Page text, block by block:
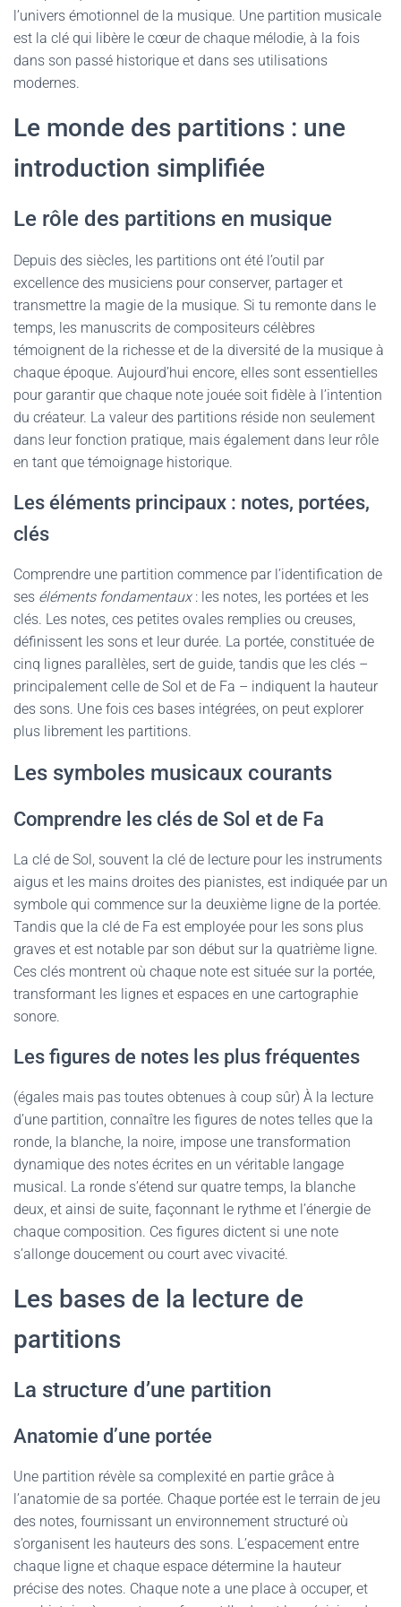
l’univers émotionnel de la musique. Une partition musicale
est la clé qui libère le cœur de chaque mélodie, à la fois
dans son passé historique et dans ses utilisations
modernes.
Le monde des partitions : une
introduction simplifiée
Le rôle des partitions en musique
Depuis des siècles, les partitions ont été l’outil par
excellence des musiciens pour conserver, partager et
transmettre la magie de la musique. Si tu remonte dans le
temps, les manuscrits de compositeurs célèbres
témoignent de la richesse et de la diversité de la musique à
chaque époque. Aujourd’hui encore, elles sont essentielles
pour garantir que chaque note jouée soit fidèle à l’intention
du créateur. La valeur des partitions réside non seulement
dans leur fonction pratique, mais également dans leur rôle
en tant que témoignage historique.
Les éléments principaux : notes, portées,
clés
Comprendre une partition commence par l’identification de
ses éléments fondamentaux: les notes, les portées et les
clés. Les notes, ces petites ovales remplies ou creuses,
définissent les sons et leur durée. La portée, constituée de
cinq lignes parallèles, sert de guide, tandis que les clés –
principalement celle de Sol et de Fa – indiquent la hauteur
des sons. Une fois ces bases intégrées, on peut explorer
plus librement les partitions.
Les symboles musicaux courants
Comprendre les clés de Sol et de Fa
La clé de Sol, souvent la clé de lecture pour les instruments
aigus et les mains droites des pianistes, est indiquée par un
symbole qui commence sur la deuxième ligne de la portée.
Tandis que la clé de Fa est employée pour les sons plus
graves et est notable par son début sur la quatrième ligne.
Ces clés montrent où chaque note est située sur la portée,
transformant les lignes et espaces en une cartographie
sonore.
Les figures de notes les plus fréquentes
(égales mais pas toutes obtenues à coup sûr) À la lecture
d’une partition, connaître les figures de notes telles que la
ronde, la blanche, la noire, impose une transformation
dynamique des notes écrites en un véritable langage
musical. La ronde s’étend sur quatre temps, la blanche
deux, et ainsi de suite, façonnant le rythme et l’énergie de
chaque composition. Ces figures dictent si une note
s’allonge doucement ou court avec vivacité.
Les bases de la lecture de
partitions
La structure d’une partition
Anatomie d’une portée
Une partition révèle sa complexité en partie grâce à
l’anatomie de sa portée. Chaque portée est le terrain de jeu
des notes, fournissant un environnement structuré où
s’organisent les hauteurs des sons. L’espacement entre
chaque ligne et chaque espace détermine la hauteur
précise des notes. Chaque note a une place à occuper, et